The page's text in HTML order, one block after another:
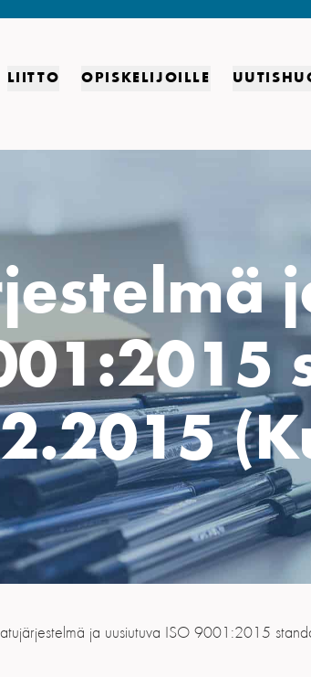
LIITTO OPISKELIJOILLE
ja uusiutuva ISO 9001:2015